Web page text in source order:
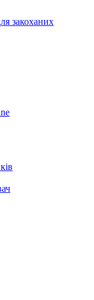
закоханих